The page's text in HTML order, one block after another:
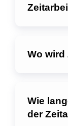
Wo wird
Wie
der